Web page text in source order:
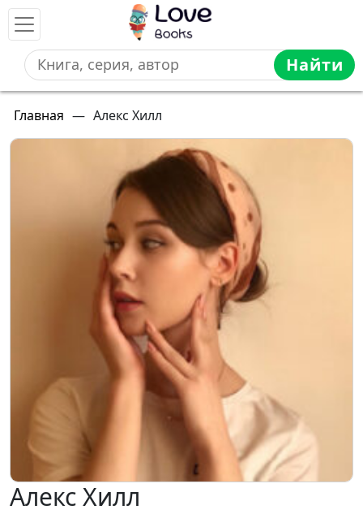
Найти
Главная — Алекс Хилл
Алекс Хилл